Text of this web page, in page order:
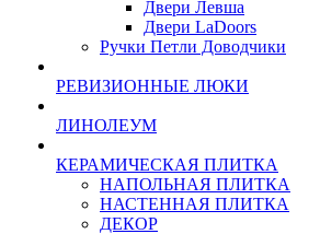
Двери Левша
Двери LaDoors
Ручки Петли Доводчики
РЕВИЗИОННЫЕ ЛЮКИ
ЛИНОЛЕУМ
КЕРАМИЧЕСКАЯ ПЛИТКА
НАПОЛЬНАЯ ПЛИТКА
НАСТЕННАЯ ПЛИТКА
ДЕКОР